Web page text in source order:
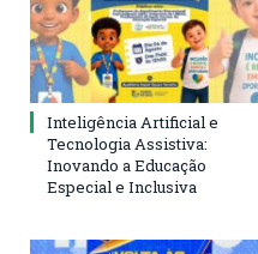
Inteligência Artificial e
Tecnologia Assistiva:
Inovando a Educação
Especial e Inclusiva